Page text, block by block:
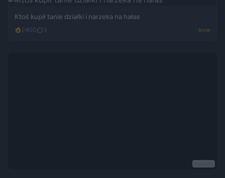
Ktoś kupił tanie działki i narzeka na hałas
2400 3 Inne